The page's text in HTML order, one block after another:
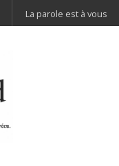
La parole est à vous